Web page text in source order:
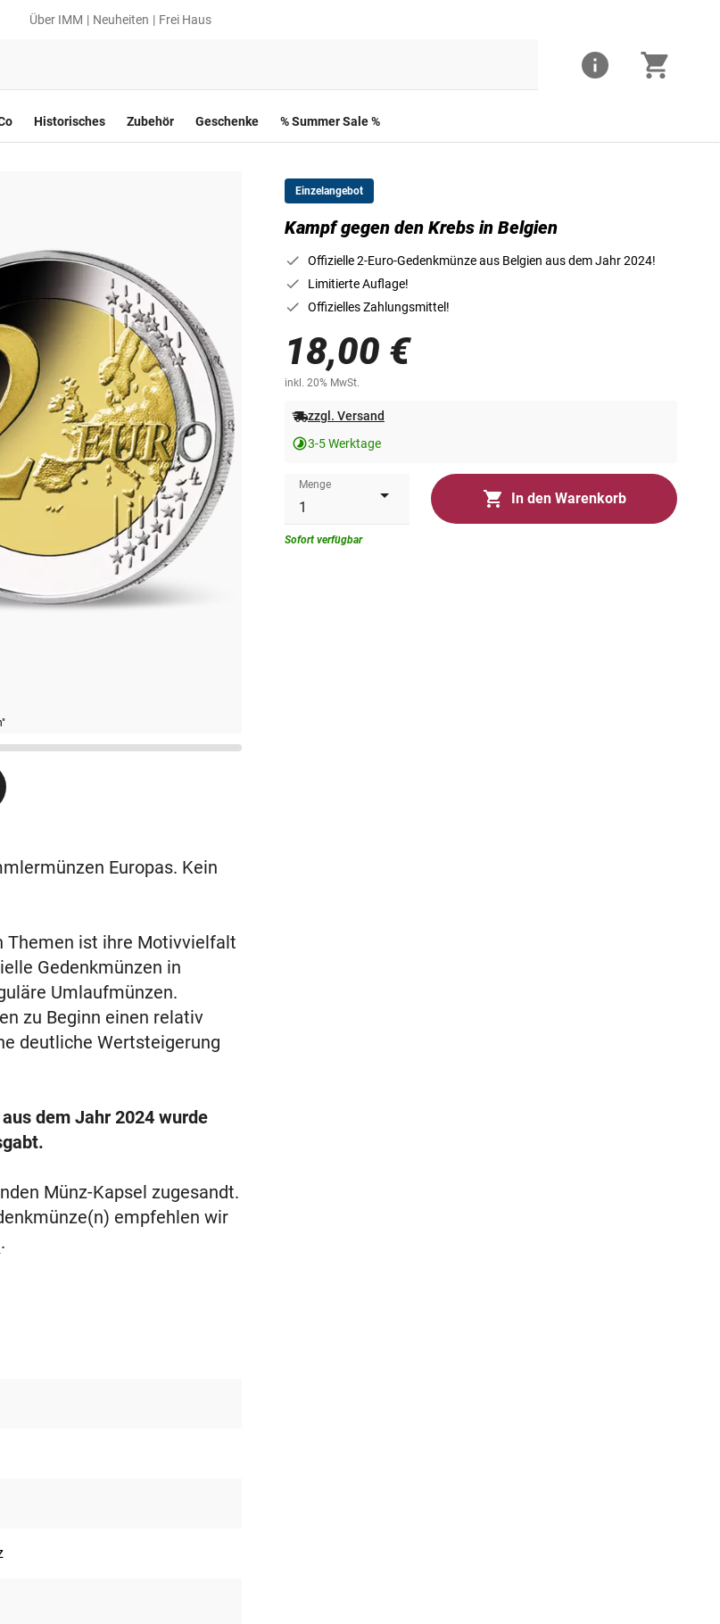
Über IMM Neuheiten Frei Haus
Historisches Zubehör Geschenke % Summer Sale %
Die Vorderseite der 2-Euro-Münze
Einzelangebot
Kampf gegen den Krebs in Belgien
Offizielle 2-Euro-Gedenkmünze aus Belgien aus dem Jahr 2024!
Limitierte Auflage!
Offizielles Zahlungsmittel!
18,00 €
inkl. 20% MwSt.
zzgl. Versand
3-5 Werktage
Menge
In den Warenkorb
Sofort verfügbar
Europas. Kein
Themen ist ihre Motivvielfalt
Gedenkmünzen in
Umlaufmünzen.
zu Beginn einen relativ
deutliche Wertsteigerung
dem Jahr 2024 wurde
Münz-Kapsel zugesandt.
empfehlen wir
.